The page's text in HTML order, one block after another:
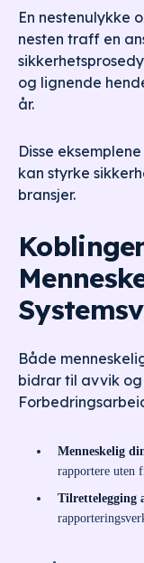
En nestenulykke
nesten traff en
og lignende
år.
Disse
kan styrke
bransjer.
Både
bidrar til avvik og
Menneskelig
rapportere uten
Tilrettelegging